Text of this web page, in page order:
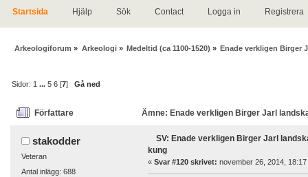
Startsida Hjälp Sök Contact Logga in Registrera
Arkeologiforum » Arkeologi» Medeltid (ca 1100-1520) » Enade verkligen Birger
Sidor: 1 ...5 6 [7]Gå ned
Författare Ämne: Enade verkligen Birger Jarl
stakodder
Veteran
Antal inlägg: 688
SV: Enade verkligen Birger Jarl
kung
« Svar #120 skrivet: november 26, 2014, 18:17